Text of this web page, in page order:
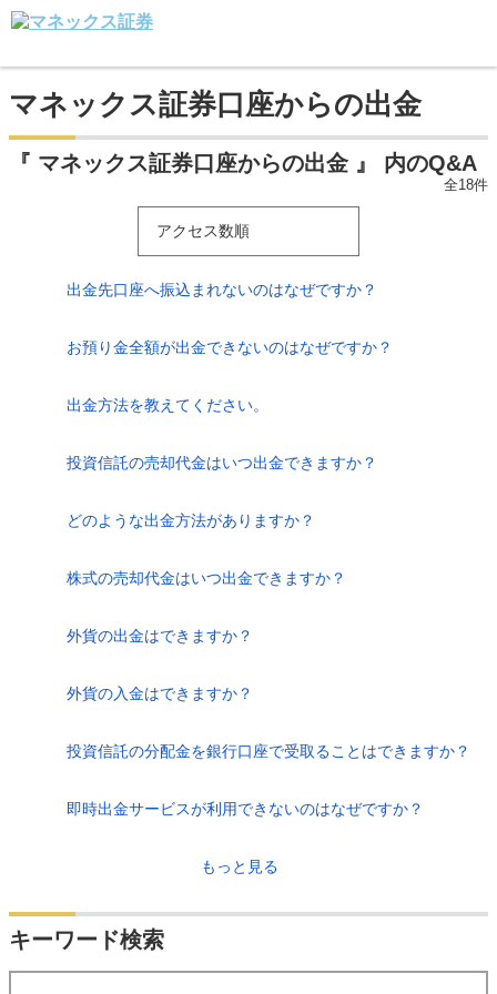
マネックス証券口座からの出金
『 マネックス証券口座からの出金 』 内のQ&A
全18件
アクセス数順
出金先口座へ振込まれないのはなぜですか？
お預り金全額が出金できないのはなぜですか？
出金方法を教えてください。
投資信託の売却代金はいつ出金できますか？
どのような出金方法がありますか？
株式の売却代金はいつ出金できますか？
外貨の出金はできますか？
外貨の入金はできますか？
投資信託の分配金を銀行口座で受取ることはできますか？
即時出金サービスが利用できないのはなぜですか？
もっと見る
キーワード検索